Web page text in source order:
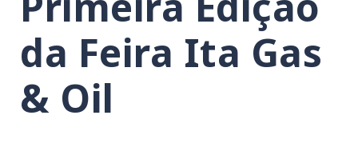
da Feira Ita Gas
& Oil